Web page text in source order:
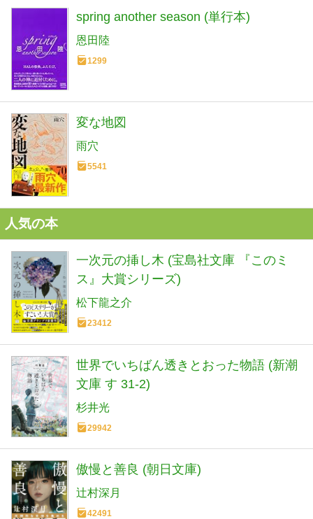
spring another season (単行本)
恩田陸
1299
変な地図
雨穴
5541
人気の本
一次元の挿し木 (宝島社文庫 『このミ
ス』大賞シリーズ)
松下龍之介
23412
世界でいちばん透きとおった物語 (新潮
文庫 す 31-2)
杉井光
29942
傲慢と善良 (朝日文庫)
辻村深月
42491